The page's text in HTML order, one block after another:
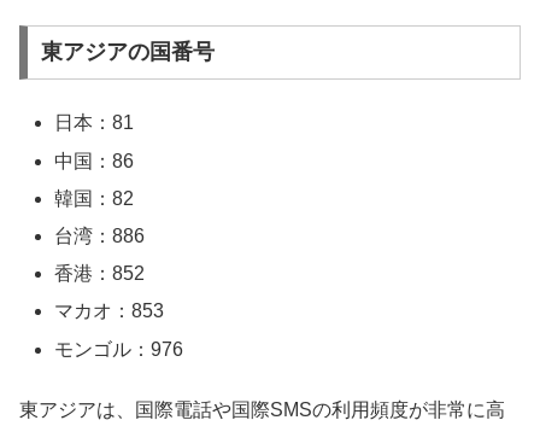
東アジアの国番号
日本：81
中国：86
韓国：82
台湾：886
香港：852
マカオ：853
モンゴル：976
東アジアは、国際電話や国際SMSの利用頻度が非常に高